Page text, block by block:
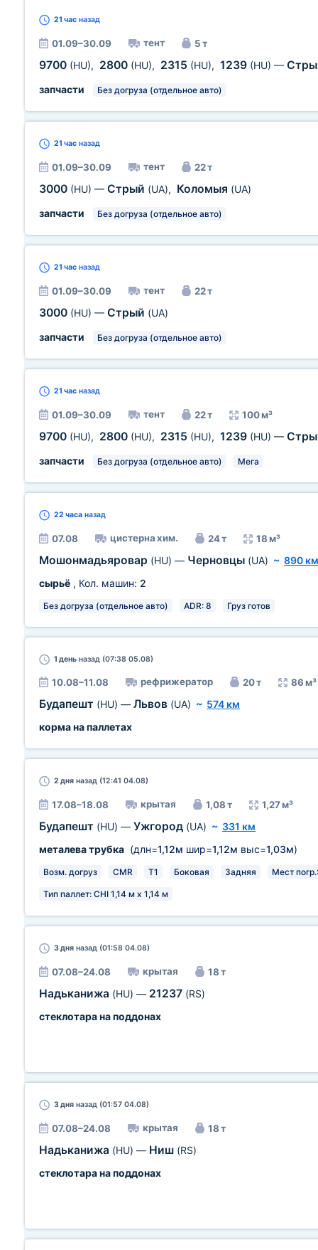
21 час назад
01.09–30.09 тент 5 т
9700 (HU), 2800 (HU), 2315 (HU), 1239 (HU) —
запчасти Без догруза (отдельное авто)
21 час назад
01.09–30.09 тент 22 т
3000 (HU) — Стрый (UA), Коломыя (UA)
запчасти
Без догруза (отдельное авто)
21 час назад
01.09–30.09 тент 22 т
3000 (HU) — Стрый (UA)
запчасти
Без догруза (отдельное авто)
21 час назад
01.09–30.09 тент 22 т 100 м³
9700 (HU), 2800 (HU), 2315 (HU), 1239 (HU) —
запчасти Без догруза (отдельное авто) Мега
22 часа назад
07.08 цистерна хим. 24 т 18 м³
Мошонмадьяровар (HU) — Черновцы (UA) ~ 890 км
сырьё , Кол. машин: 2
Без догруза (отдельное авто) ADR: 8 Груз готов
1 день назад (07:38 05.08)
10.08–11.08 рефрижератор 20 т 86 м³
Будапешт (HU) — Львов (UA) ~ 574 км
корма на паллетах
2 дня назад (12:41 04.08)
17.08–18.08 крытая 1,08 т 1,27 м³
Будапешт (HU) — Ужгород (UA) ~ 331 км
металева трубка (длн=1,12м шир=1,12м выс=1,03м)
Возм. догруз CMR T1 Боковая Задняя Мест
Тип паллет: CHI 1,14 м х 1,14 м
3 дня назад (01:58 04.08)
07.08–24.08 крытая 18 т
Надьканижа (HU) — 21237 (RS)
стеклотара на поддонах
3 дня назад (01:57 04.08)
07.08–24.08 крытая 18 т
Надьканижа (HU) — Ниш (RS)
стеклотара на поддонах